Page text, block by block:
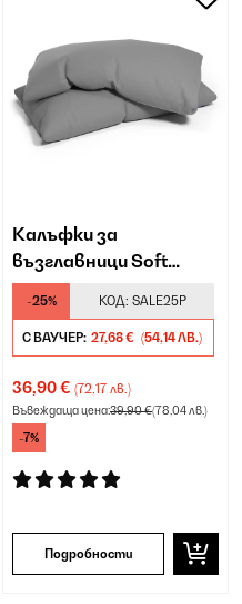
Калъфки за
възглавници Soft
Wonder Edition
-25% КОД: SALE25P
С ВАУЧЕР: 27,68 € (54,14 ЛВ.)
36,90 € (72,17 лв.)
Въвеждаща цена:39,90 €(78,04 лв.)
-7%
Подробности